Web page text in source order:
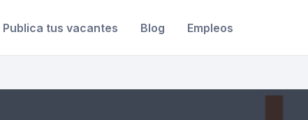
Publica tus vacantes Blog Empleos